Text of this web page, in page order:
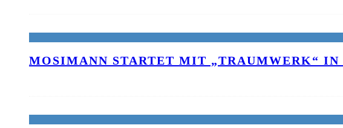
MOSIMANN STARTET MIT „TRAUMWERK“